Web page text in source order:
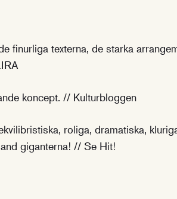
finurliga texterna, de starka
koncept. // Kulturbloggen
roliga, dramatiska,
giganterna! // Se Hit!